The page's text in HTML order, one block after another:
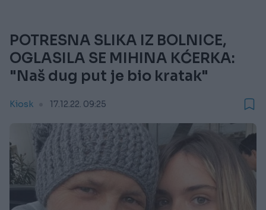
POTRESNA SLIKA IZ BOLNICE,
OGLASILA SE MIHINA KĆERKA:
"Naš dug put je bio kratak"
Kiosk 17.12.22. 09:25